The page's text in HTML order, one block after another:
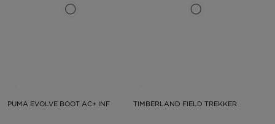
PUMA EVOLVE BOOT AC+ INF TIMBERLAND FIELD TREKKER